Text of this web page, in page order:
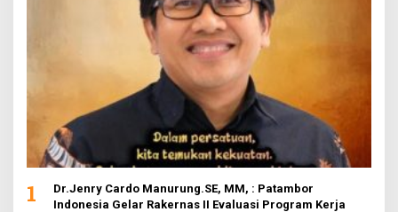
1
Dr.Jenry Cardo Manurung.SE, MM, : Patambor
Indonesia Gelar Rakernas II Evaluasi Program Kerja